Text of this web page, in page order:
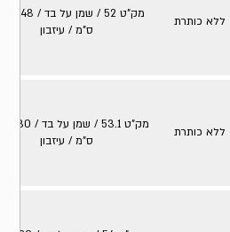
ללא כותרת
ס"מ / עיזבון
ללא כותרת
ס"מ / עיזבון